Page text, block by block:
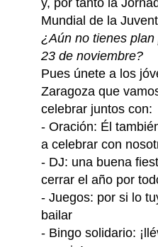
y, por tanto la
Mundial de la
¿Aún no tienes plan
23 de noviembre?
Pues únete a los
Zaragoza que
celebrar juntos con:
- Oración: Él
a celebrar con
- DJ: una buena
cerrar el año por
- Juegos: por si lo
bailar
- Bingo solidario: